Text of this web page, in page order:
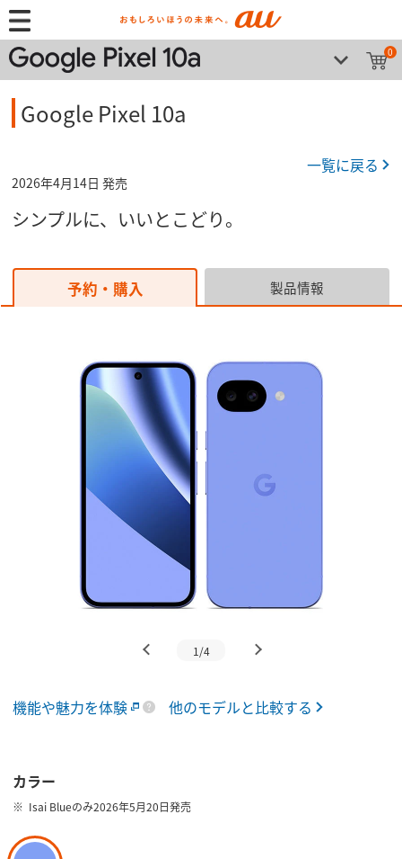
0
Google Pixel 10a
一覧に戻る
2026年4月14日 発売
シンプルに、いいとこどり。
予約・購入 製品情報
1/4
機能や魅力を体験 他のモデルと比較する
カラー
Isai Blueのみ2026年5月20日発売